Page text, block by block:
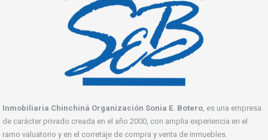
Inmobiliaria Chinchiná Organización Sonia E. Botero, es una empresa
de carácter privado creada en el año 2000, con amplia experiencia en el
ramo valuatorio y en el corretaje de compra y venta de inmuebles.